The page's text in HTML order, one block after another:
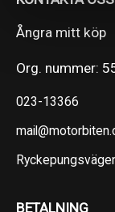
Ångra mitt köp
Org. nummer:
023-13366
BETALNING